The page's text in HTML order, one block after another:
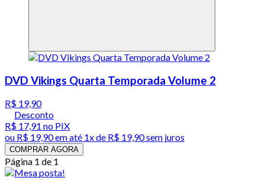
DVD Vikings Quarta Temporada Volume 2
R$ 19,90
Desconto
R$ 17,91 no PIX
ou R$ 19,90em até 1x de R$ 19,90sem juros
COMPRAR AGORA
Página 1 de 1